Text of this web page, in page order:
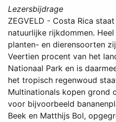
Lezersbijdrage
ZEGVELD - Costa Rica
natuurlijke rijkdommen.
planten- en dierensoorten
Veertien procent van het
Nationaal Park en is
het tropisch regenwoud
Multinationals kopen grond
voor bijvoorbeeld
Beek en Matthijs Bol,